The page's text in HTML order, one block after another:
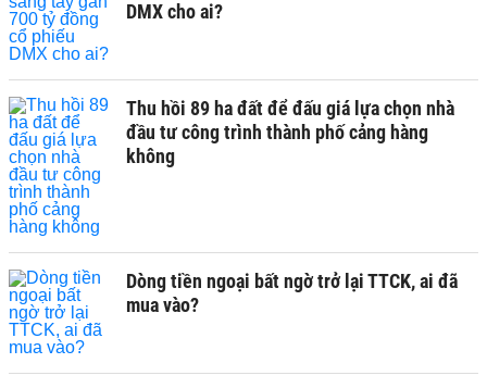
DMX cho ai?
Thu hồi 89 ha đất để đấu giá lựa chọn nhà
đầu tư công trình thành phố cảng hàng
không
Dòng tiền ngoại bất ngờ trở lại TTCK, ai đã
mua vào?